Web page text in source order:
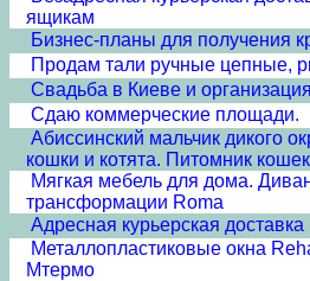
ящикам
Бизнес-планы для получения
Продам тали ручные цепные,
Свадьба в Киеве и
Сдаю коммерческие площади.
Абиссинский мальчик дикого
кошки и котята. Питомник
Мягкая мебель для дома.
трансформации Roma
Адресная курьерская доставка
Металлопластиковые окна
Мтермо